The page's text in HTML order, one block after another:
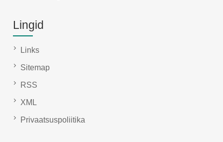
Lingid
Links
Sitemap
RSS
XML
Privaatsuspoliitika